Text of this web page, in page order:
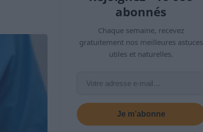
abonnés
Chaque semaine, recevez
gratuitement nos meilleures astuces
utiles et naturelles.
Je m’abonne